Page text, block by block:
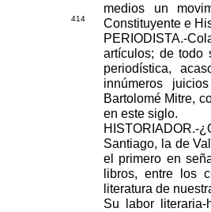
414
medios un
Constituyente e
PERIODISTA.-
artículos; de todo
periodística,
innúmeros
Bartolomé Mitre,
en este siglo.
HISTORIADOR.-
Santiago, la de
el primero en
libros, entre los
literatura de
Su labor literaria-